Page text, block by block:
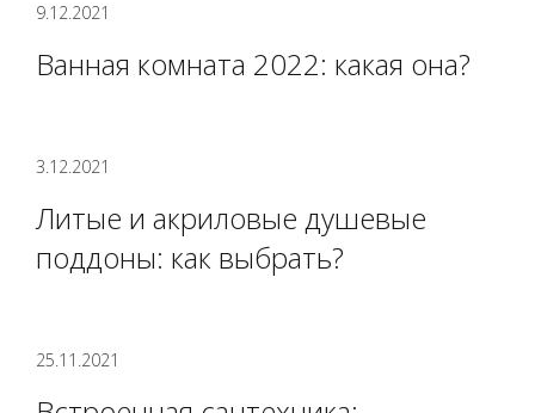
9.12.2021
Ванная комната 2022: какая она?
3.12.2021
Литые и акриловые душевые
поддоны: как выбрать?
25.11.2021